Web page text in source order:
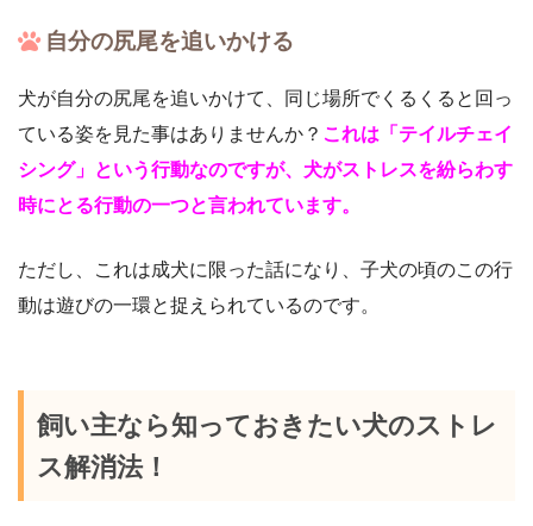
自分の尻尾を追いかける
犬が自分の尻尾を追いかけて、同じ場所でくるくると回っ
ている姿を見た事はありませんか？ これは「テイルチェイ
シング」という行動なのですが、犬がストレスを紛らわす
時にとる行動の一つと言われています。
ただし、これは成犬に限った話になり、子犬の頃のこの行
動は遊びの一環と捉えられているのです。
飼い主なら知っておきたい犬のストレ
ス解消法！